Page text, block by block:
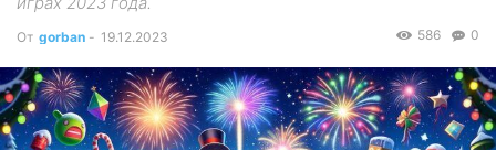
От gorban - 19.12.2023 0
586